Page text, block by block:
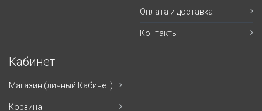
Оплата и доставка
Контакты
Кабинет
Магазин (личный Кабинет)
Корзина